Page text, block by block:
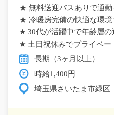
★ 無料送迎バスありで通勤
★ 冷暖房完備の快適な環境
★ 30代が活躍中で年齢層
★ 土日祝休みでプライベー
長期（3ヶ月以上）
時給1,400円
埼玉県さいたま市緑区